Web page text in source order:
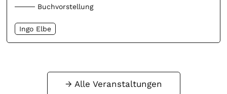
Buchvorstellung
Ingo Elbe
Alle Veranstaltungen